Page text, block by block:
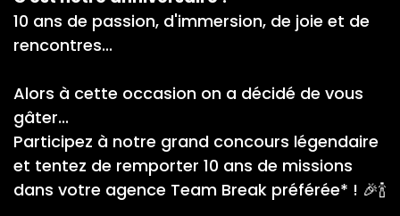
10 ans de passion, d'immersion, de joie et de
rencontres...
Alors à cette occasion on a décidé de vous
gâter...
Participez à notre grand concours légendaire
et tentez de remporter 10 ans de missions
dans votre agence Team Break préférée* ! 🎉🍾